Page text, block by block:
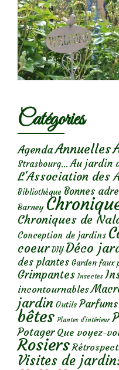
Catégories
AgendaAnnuelles
Strasbourg... Au jardin
L'Association des
Bibliothèque Bonnes
Barney
Chroniques de
Conception de jardins
coeur DIY Déco
des plantes Garden faux
Grimpantes Insectes
incontournables
jardin Outils
bêtes Plantes d’intérieur
Potager Que voyez-
Rosiers
Visites de